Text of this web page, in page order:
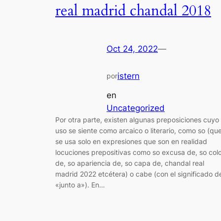
real madrid chandal 2018
Oct 24, 2022—
poristern
en
Uncategorized
Por otra parte, existen algunas preposiciones cuyo
uso se siente como arcaico o literario, como so
se usa solo en expresiones que son en realidad
locuciones prepositivas como so excusa de, so
de, so apariencia de, so capa de, chandal real
madrid 2022 etcétera) o cabe (con el significado
«junto a»). En…